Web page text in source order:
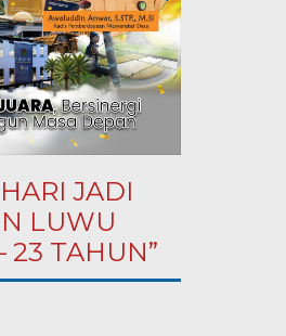
JADI
LUWU
23 TAHUN”